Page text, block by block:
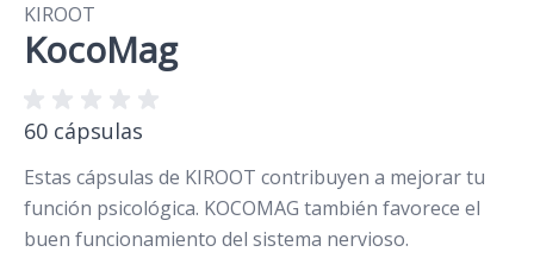
KIROOT
KocoMag
60 cápsulas
Estas cápsulas de KIROOT contribuyen a mejorar tu
función psicológica. KOCOMAG también favorece el
buen funcionamiento del sistema nervioso.